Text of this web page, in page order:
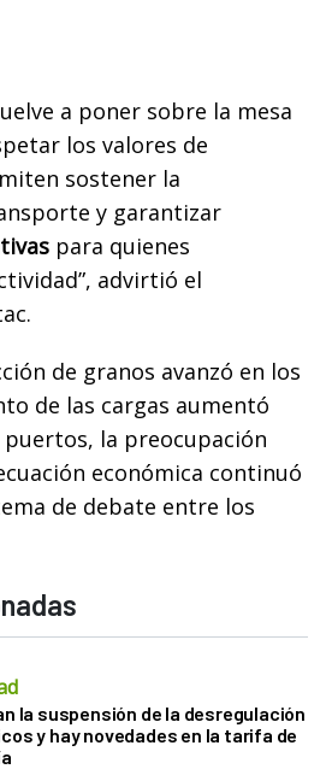
a poner sobre la mesa
los valores de
sostener la
y garantizar
para quienes
advirtió el
de granos avanzó en los
de las cargas aumentó
puertos, la preocupación
económica continuó
de debate entre los
la suspensión de la desregulación
y hay novedades en la tarifa de